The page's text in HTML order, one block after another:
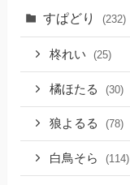
すぱどり (232)
柊れい (25)
橘ほたる (30)
狼よるる (78)
白鳥そら (114)